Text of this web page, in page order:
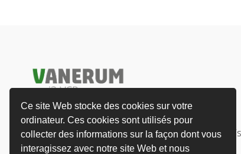
Ce site Web stocke des cookies sur votre
ordinateur. Ces cookies sont utilisés pour
collecter des informations sur la façon dont vous
interagissez avec notre site Web et nous
ZAE Les dix Muids Rue Antoine Laurent
59770 Marly